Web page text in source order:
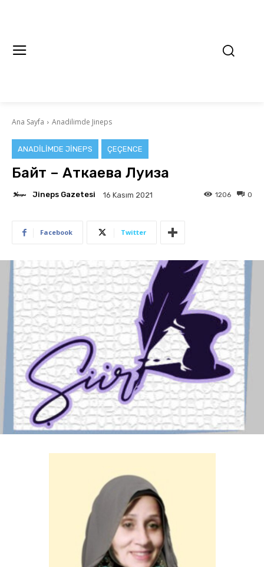
Ana Sayfa Anadilimde Jineps
ANADILIMDE JINEPS ÇEÇENCE
Байт – Аткаева Луиза
Jineps Gazetesi 16 Kasım 2021 0
1206
Facebook Twitter